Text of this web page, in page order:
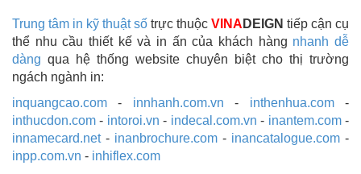
Trung tâm in kỹ thuật số trực thuộc VINA DEIGN tiếp cận cụ
thể nhu cầu thiết kế và in ấn của khách hàng nhanh dễ
dàng qua hệ thống website chuyên biệt cho thị trường
ngách ngành in:
inquangcao.com - innhanh.com.vn - inthenhua.com-
inthucdon.com - intoroi.vn - indecal.com.vn - inantem.com-
innamecard.net- inanbrochure.com - inancatalogue.com -
inpp.com.vn - inhiflex.com